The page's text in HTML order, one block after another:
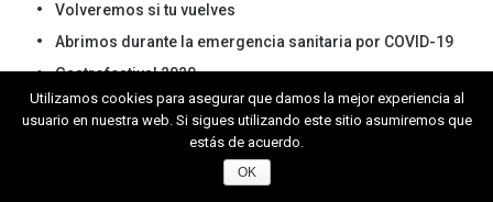
Volveremos si tu vuelves
Abrimos durante la emergencia sanitaria por COVID-19
Gastrofestival 2020
Sherry Week 2019
Utilizamos cookies para asegurar que damos la mejor experiencia al
usuario en nuestra web. Si sigues utilizando este sitio asumiremos que
estás de acuerdo.
OK